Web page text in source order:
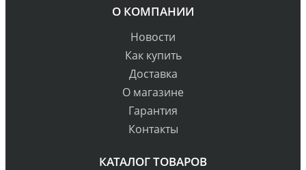
О КОМПАНИИ
Новости
Как купить
Доставка
О магазине
Гарантия
Контакты
КАТАЛОГ ТОВАРОВ